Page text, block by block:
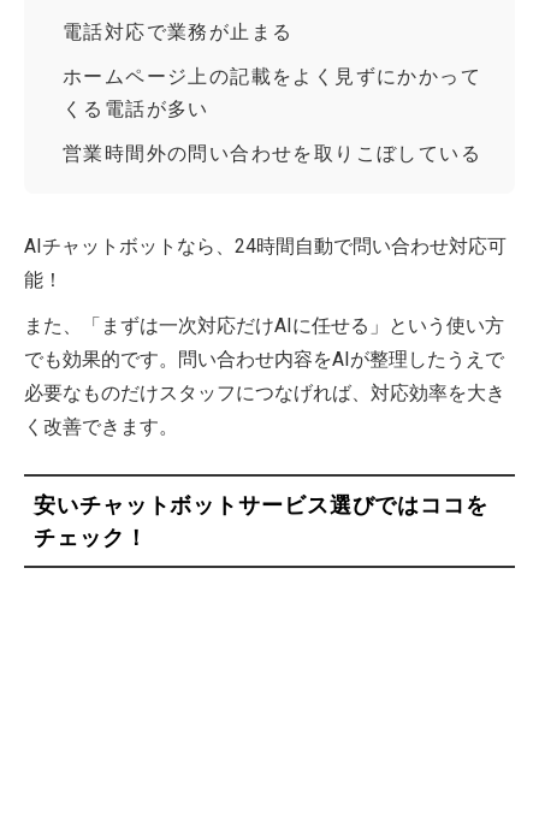
電話対応で業務が止まる
ホームページ上の記載をよく見ずにかかって
くる電話が多い
営業時間外の問い合わせを取りこぼしている
AIチャットボットなら、24時間自動で問い合わせ対応可
能！
また、「まずは一次対応だけAIに任せる」という使い方
でも効果的です。問い合わせ内容をAIが整理したうえで
必要なものだけスタッフにつなげれば、対応効率を大き
く改善できます。
安いチャットボットサービス選びではココを
チェック！